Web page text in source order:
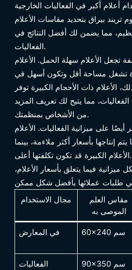
أعلام أكبر في الفعاليات الخارجية
تريند بيراق بتحديد مقاسات الأعلام
مما يضمن لك أفضل النتائج في
الفعاليات.
تجعل الأعلام سهلة الحمل. الأعلام
تشغل مساحة أقل وتكون أسهل في
الأعلام ذات الأحجام الكبيرة توفر
مما يتيح لك تعريف المزيد
من الأشخاص بمنظمتك.
أيضًا على ميزانية الفعاليات. الأعلام
إنتاجها بأسعار أكثر ملاءمة، بينما
الأعلام الكبيرة قد تكون تكلفتها أعلى. Trend Bayrak توفر
ميزانية فيما يتعلق بأسعار الأعلام،
مجال الاستخدام
مقاس العلم
الموصى به
في المعارض 60×240 سم
الفعاليات
90×350 سم